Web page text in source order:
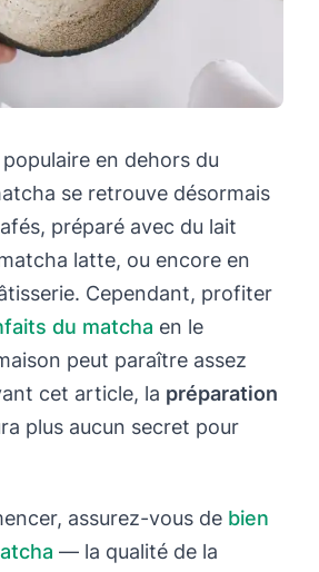
en dehors du
se retrouve désormais
préparé avec du lait
latte, ou encore en
Cependant, profiter
du matcha en le
peut paraître assez
cet article, la préparation
plus aucun secret pour
assurez-vous de bien
— la qualité de la